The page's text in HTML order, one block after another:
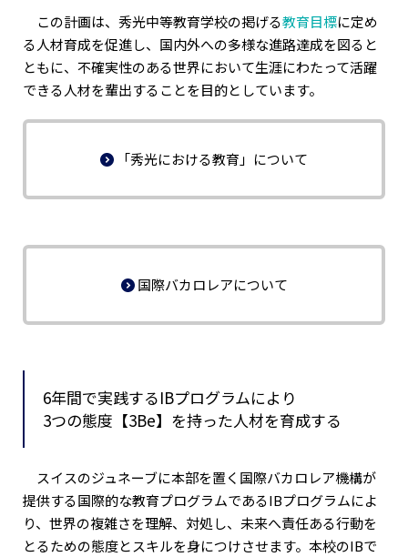
この計画は、秀光中等教育学校の掲げる教育目標に定め
る人材育成を促進し、国内外への多様な進路達成を図ると
ともに、不確実性のある世界において生涯にわたって活躍
できる人材を輩出することを目的としています。
「秀光における教育」について
国際バカロレアについて
6年間で実践するIBプログラムにより
3つの態度【3Be】を持った人材を育成する
スイスのジュネーブに本部を置く国際バカロレア機構が
提供する国際的な教育プログラムであるIBプログラムによ
り、世界の複雑さを理解、対処し、未来へ責任ある行動を
とるための態度とスキルを身につけさせます。本校のIBで